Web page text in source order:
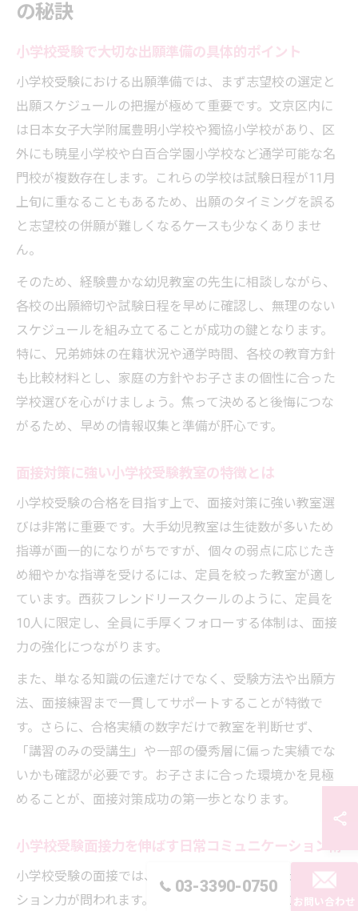
の秘訣
小学校受験で大切な出願準備の具体的ポイント
小学校受験における出願準備では、まず志望校の選定と
出願スケジュールの把握が極めて重要です。文京区内に
は日本女子大学附属豊明小学校や獨協小学校があり、区
外にも暁星小学校や白百合学園小学校など通学可能な名
門校が複数存在します。これらの学校は試験日程が11月
上旬に重なることもあるため、出願のタイミングを誤る
と志望校の併願が難しくなるケースも少なくありませ
ん。
そのため、経験豊かな幼児教室の先生に相談しながら、
各校の出願締切や試験日程を早めに確認し、無理のない
スケジュールを組み立てることが成功の鍵となります。
特に、兄弟姉妹の在籍状況や通学時間、各校の教育方針
も比較材料とし、家庭の方針やお子さまの個性に合った
学校選びを心がけましょう。焦って決めると後悔につな
がるため、早めの情報収集と準備が肝心です。
面接対策に強い小学校受験教室の特徴とは
小学校受験の合格を目指す上で、面接対策に強い教室選
びは非常に重要です。大手幼児教室は生徒数が多いため
指導が画一的になりがちですが、個々の弱点に応じたき
め細やかな指導を受けるには、定員を絞った教室が適し
ています。西荻フレンドリースクールのように、定員を
10人に限定し、全員に手厚くフォローする体制は、面接
力の強化につながります。
また、単なる知識の伝達だけでなく、受験方法や出願方
法、面接練習まで一貫してサポートすることが特徴で
す。さらに、合格実績の数字だけで教室を判断せず、
「講習のみの受講生」や一部の優秀層に偏った実績でな
いかも確認が必要です。お子さまに合った環境かを見極
めることが、面接対策成功の第一歩となります。
小学校受験面接力を伸ばす日常コミュニケーション術
小学校受験の面接では、親子ともに日常のコミュニケー
ション力が問われます。普段からお子さまの話にしっか
03-3390-0750
お問い合わせ